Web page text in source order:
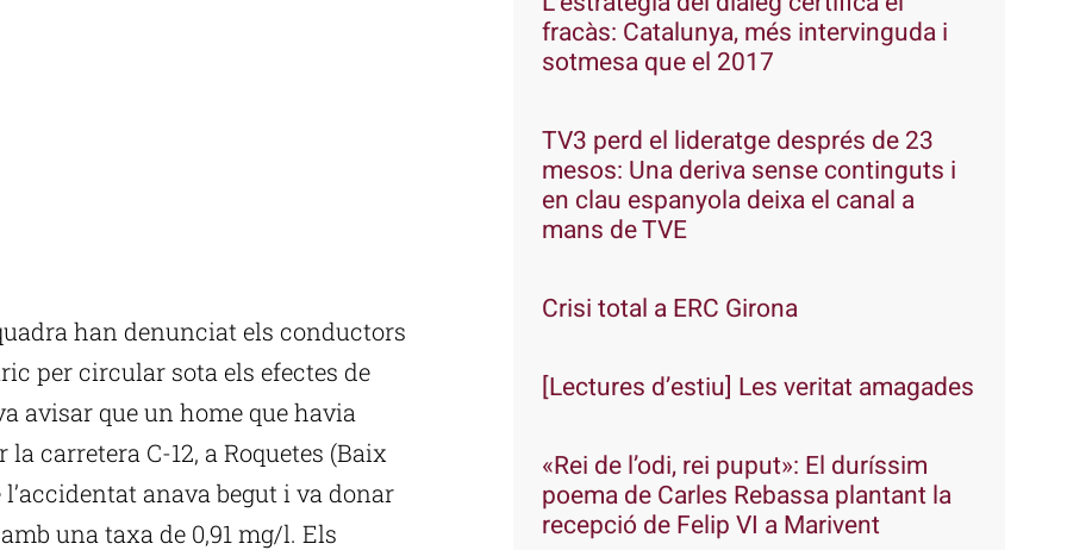
han denunciat els conductors
per circular sota els efectes de
avisar que un home que havia
carretera C-12, a Roquetes (Baix
anava begut i va donar
una taxa de 0,91 mg/l. Els
fracàs: Catalunya, més intervinguda i
sotmesa que el 2017
TV3 perd el lideratge després de 23
mesos: Una deriva sense continguts i
en clau espanyola deixa el canal a
mans de TVE
Crisi total a ERC Girona
[Lectures d’estiu] Les veritat amagades
«Rei de l’odi, rei puput»: El duríssim
poema de Carles Rebassa plantant la
recepció de Felip VI a Marivent